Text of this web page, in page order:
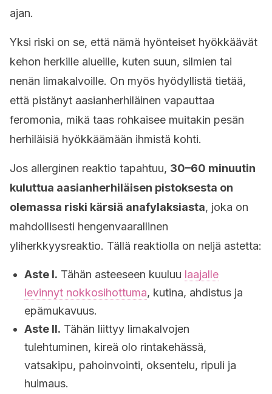
ajan.
Yksi riski on se, että nämä hyönteiset hyökkäävät
kehon herkille alueille, kuten suun, silmien tai
nenän limakalvoille. On myös hyödyllistä tietää,
että pistänyt aasianherhiläinen vapauttaa
feromonia, mikä taas rohkaisee muitakin pesän
herhiläisiä hyökkäämään ihmistä kohti.
Jos allerginen reaktio tapahtuu, 30–60 minuutin
kuluttua aasianherhiläisen pistoksesta on
olemassa riski kärsiä anafylaksiasta, joka on
mahdollisesti hengenvaarallinen
yliherkkyysreaktio. Tällä reaktiolla on neljä astetta:
Aste I. Tähän asteeseen kuuluu laajalle
levinnyt nokkosihottuma, kutina, ahdistus ja
epämukavuus.
Aste II. Tähän liittyy limakalvojen
tulehtuminen, kireä olo rintakehässä,
vatsakipu, pahoinvointi, oksentelu, ripuli ja
huimaus.